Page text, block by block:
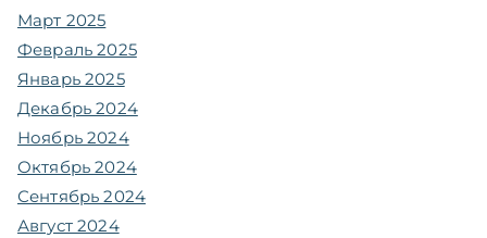
Март 2025
Февраль 2025
Январь 2025
Декабрь 2024
Ноябрь 2024
Октябрь 2024
Сентябрь 2024
Август 2024